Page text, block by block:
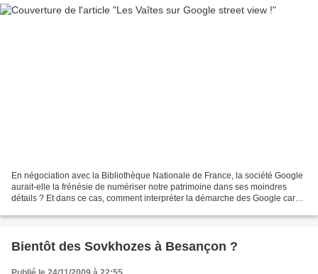
En négociation avec la Bibliothèque Nationale de France, la société Google
aurait-elle la frénésie de numériser notre patrimoine dans ses moindres
détails ? Et dans ce cas, comment interpréter la démarche des Google cars
Bientôt des Sovkhozes à Besançon ?